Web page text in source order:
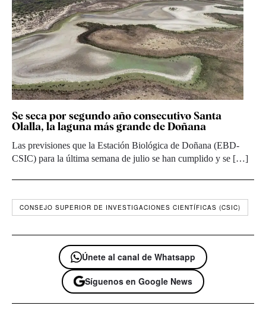
Se seca por segundo año consecutivo Santa
Olalla, la laguna más grande de Doñana
Las previsiones que la Estación Biológica de Doñana (EBD-
CSIC) para la última semana de julio se han cumplido y se […]
CONSEJO SUPERIOR DE INVESTIGACIONES CIENTÍFICAS (CSIC)
Únete al canal de Whatsapp
Síguenos en Google News